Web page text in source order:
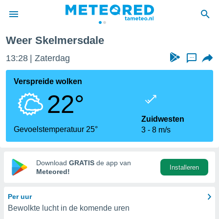
door
verstrekte
hoge
hebt de
voor
op basis
Weer Skelmersdale
13:28 Zaterdag ...
Verspreide wolken
22°
Gevoelstemperatuur 25°
Zuidwesten
3
8 m/s
Download GRATIS de app van
Meteored!
Installeren
Per uur
Bewolkte lucht in de komende uren